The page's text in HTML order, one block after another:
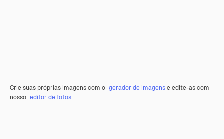
Crie suas próprias imagens com o gerador de imagense edite-as com
nosso editor de fotos.